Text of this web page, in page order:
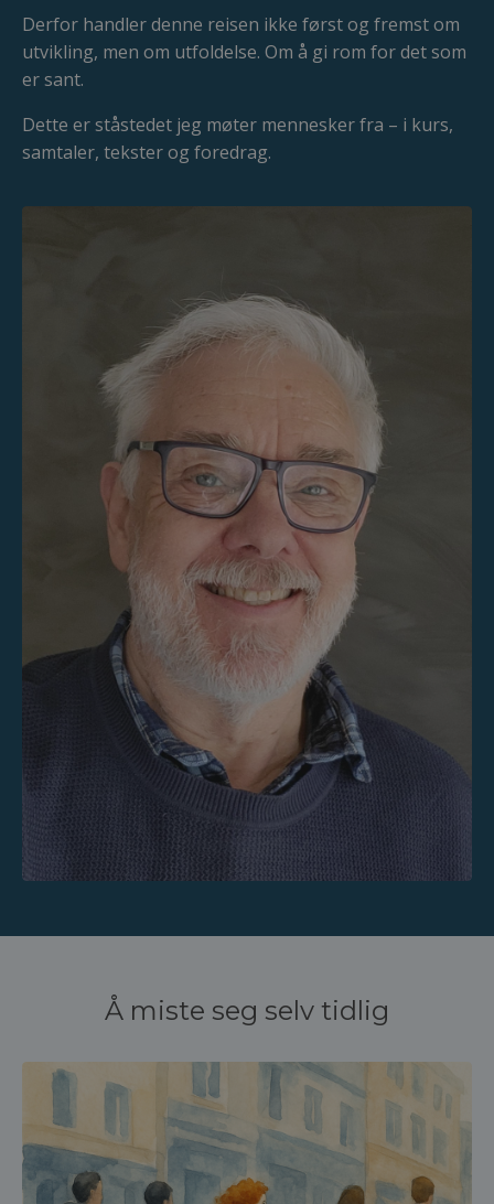
Derfor handler denne reisen ikke først og fremst om
utvikling, men om utfoldelse. Om å gi rom for det som
er sant.
Dette er ståstedet jeg møter mennesker fra – i kurs,
samtaler, tekster og foredrag.
Å miste seg selv tidlig